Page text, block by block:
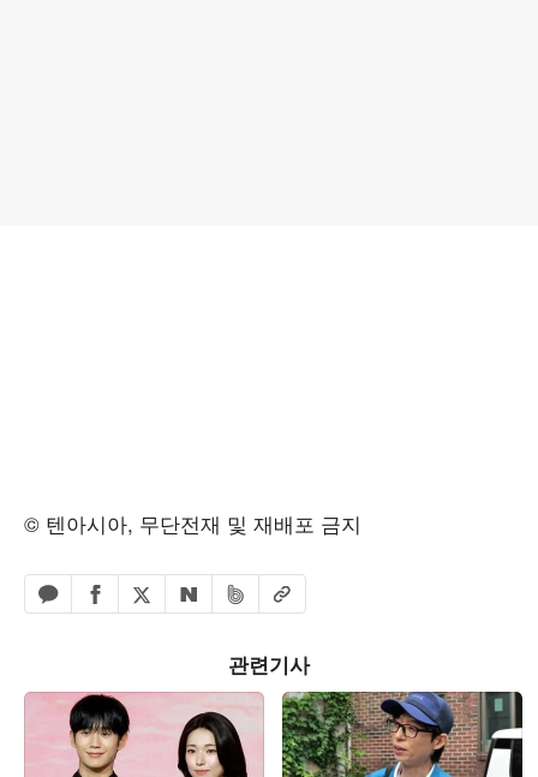
© 텐아시아, 무단전재 및 재배포 금지
카카오톡 공유하기
페이스북 공유하기
엑스 공유하기
네이버 공유하기
밴드 공유하기
URL복사
관련기사